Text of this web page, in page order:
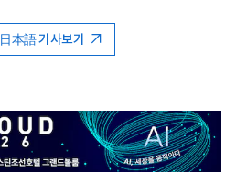
日本語 기사보기